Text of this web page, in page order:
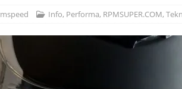
Info, Performa, RPMSUPER.COM,